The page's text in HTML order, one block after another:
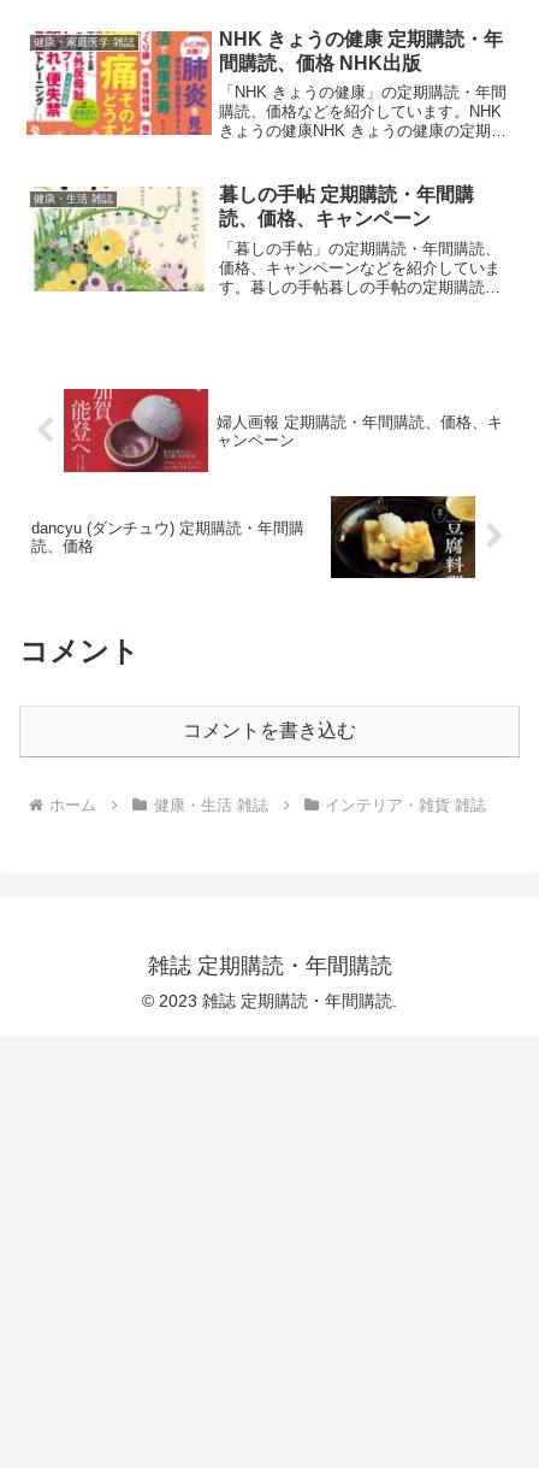
ジタル版【5%OFF】6ヶ月 (6冊)参考１冊
定価： 7...
健康・家庭医学 雑誌
NHK きょうの健康 定期購読・年
間購読、価格 NHK出版
「NHK きょうの健康」の定期購読・年間
購読、価格などを紹介しています。NHK
きょうの健康NHK きょうの健康の定期購
1ヶ月分の合計額 最新号は590円送料： ...
健康・生活 雑誌
暮しの手帖 定期購読・年間購
読、価格、キャンペーン
「暮しの手帖」の定期購読・年間購読、
価格、キャンペーンなどを紹介していま
す。暮しの手帖暮しの手帖の定期購読プ
婦人画報 定期購読・年間購読、価格、キ
ャンペーン
dancyu (ダンチュウ) 定期購読・年間購
読、価格
コメント
コメントを書き込む
ホーム 健康・生活 雑誌 インテリア・雑貨 雑誌
雑誌 定期購読・年間購読
© 2023 雑誌 定期購読・年間購読.